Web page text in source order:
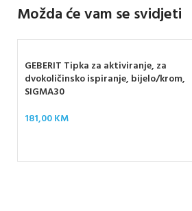
Možda će vam se svidjeti
GEBERIT Tipka za aktiviranje, za
dvokoličinsko ispiranje, bijelo/krom,
SIGMA30
181,00KM